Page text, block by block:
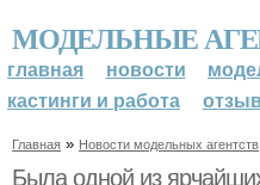
МОДЕЛЬНЫЕ
главная новости
кастинги и работа
Главная » Новости модельных агентств
Была одной из